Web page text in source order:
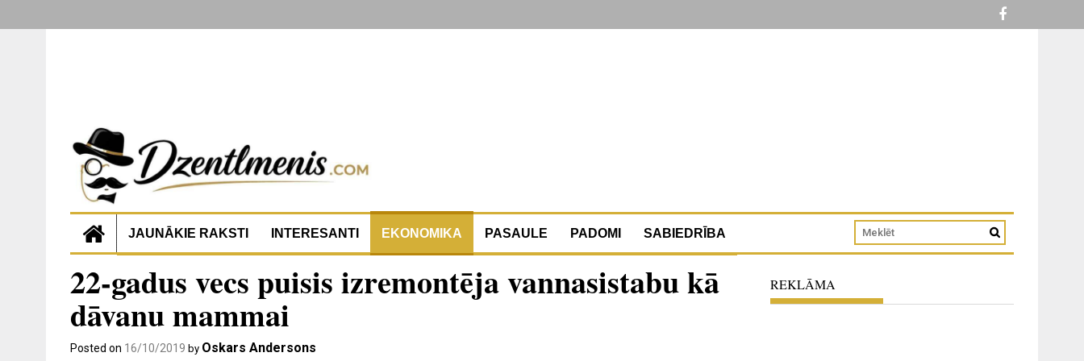
JAUNĀKIE RAKSTI INTERESANTI EKONOMIKA PASAULE PADOMI SABIEDRĪBA
22-gadus vecs puisis izremontēja vannasistabu kā
dāvanu mammai
Posted on 16/10/2019 by Oskars Andersons
REKLĀMA